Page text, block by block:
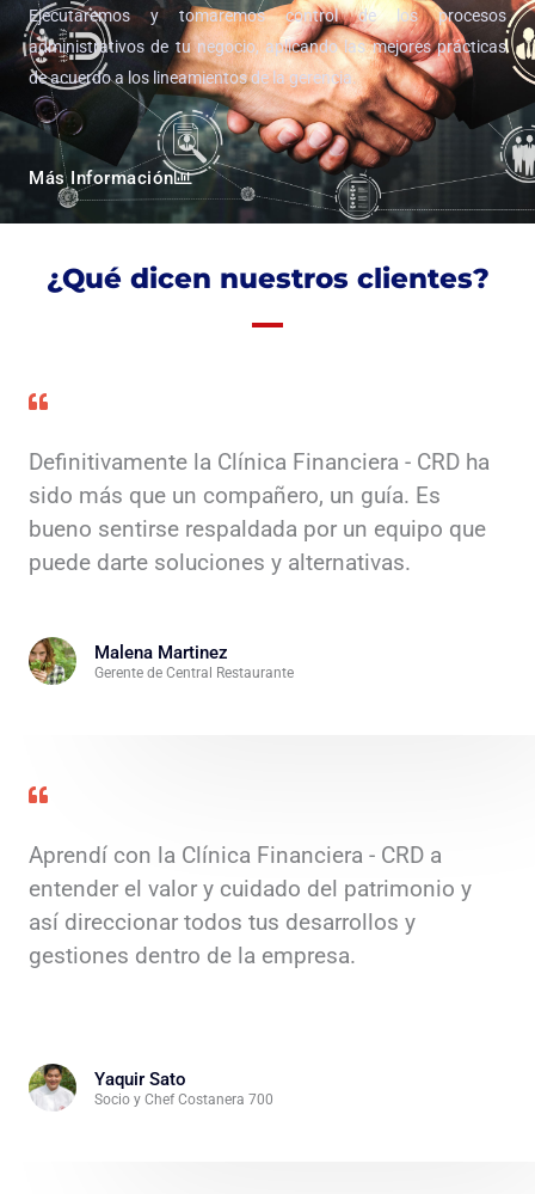
Ejecutaremos y tomaremos control de los procesos
administrativos de tu negocio, aplicando las mejores prácticas
de acuerdo a los lineamientos de la gerencia.
Más Información
¿Qué dicen nuestros clientes?
Definitivamente la Clínica Financiera - CRD ha
sido más que un compañero, un guía. Es
bueno sentirse respaldada por un equipo que
puede darte soluciones y alternativas.
Malena Martinez
Gerente de Central Restaurante
Aprendí con la Clínica Financiera - CRD a
entender el valor y cuidado del patrimonio y
así direccionar todos tus desarrollos y
gestiones dentro de la empresa.
Yaquir Sato
Socio y Chef Costanera 700